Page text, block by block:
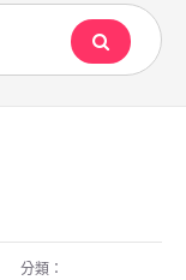
分類：